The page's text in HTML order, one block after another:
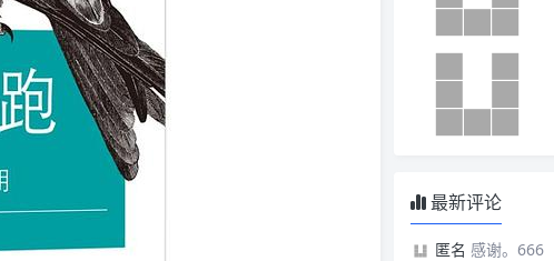
最新评论
匿名 感谢。666